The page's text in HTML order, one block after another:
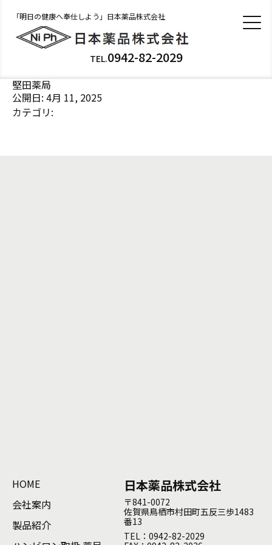
「明日の健康へ奉仕しよう」日本薬品株式会社
TEL.0942-82-2029
堅田薬局
公開日: 4月 11, 2025
カテゴリ:
HOME
会社案内
製品紹介
日本薬品株式会社
〒841-0072
佐賀県鳥栖市村田町五反三歩1483
番13
TEL：0942-82-2029